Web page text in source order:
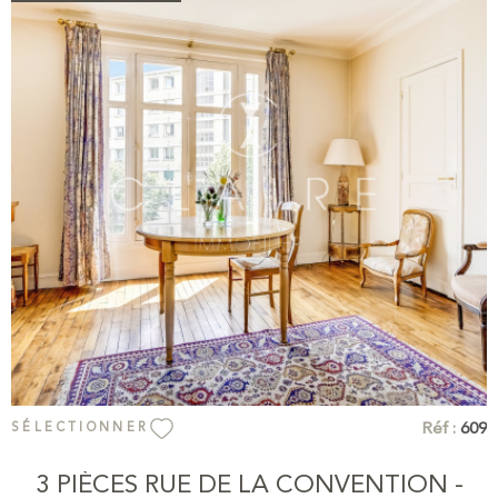
moulures et cheminées confèrent à cet appartement toute
l'élégance des immeubles parisiens de caractère. Sa
configuration actuelle en trois pièces offre également la
possibilité d'être repensée en un spacieux deux pièces selon
vos projets futurs. Un bien de qualité, idéal pour un
investissement patrimonial dans un quartier vivant et recherché
du nord parisien, à découvrir sans tarder.
VOIR LE BIEN
SÉLECTIONNER Réf : 609
3 PIÈCES RUE DE LA CONVENTION -